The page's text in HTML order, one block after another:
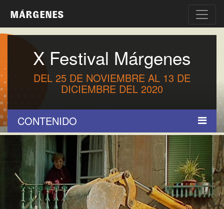
MÁRGENES
X Festival Márgenes
DEL 25 DE NOVIEMBRE AL 13 DE
DICIEMBRE DEL 2020
CONTENIDO